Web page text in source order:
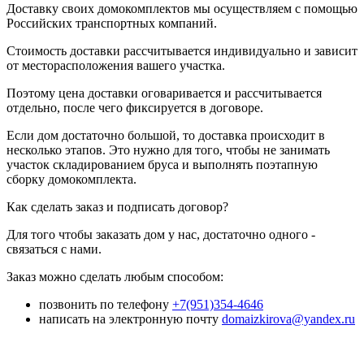
Доставку своих домокомплектов мы осуществляем с помощью
Российских транспортных компаний.
Стоимость доставки рассчитывается индивидуально и зависит
от месторасположения вашего участка.
Поэтому цена доставки оговаривается и рассчитывается
отдельно, после чего фиксируется в договоре.
Если дом достаточно большой, то доставка происходит в
несколько этапов. Это нужно для того, чтобы не занимать
участок складированием бруса и выполнять поэтапную
сборку домокомплекта.
Как сделать заказ и подписать договор?
Для того чтобы заказать дом у нас, достаточно одного -
связаться с нами.
Заказ можно сделать любым способом:
позвонить по телефону +7(951)354-4646
написать на электронную почту domaizkirova@yandex.ru